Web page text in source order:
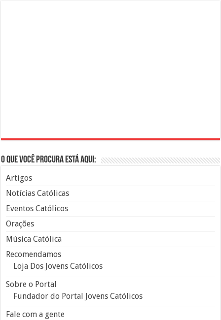
O que você procura está aqui:
Artigos
Notícias Católicas
Eventos Católicos
Orações
Música Católica
Recomendamos
Loja Dos Jovens Católicos
Sobre o Portal
Fundador do Portal Jovens Católicos
Fale com a gente